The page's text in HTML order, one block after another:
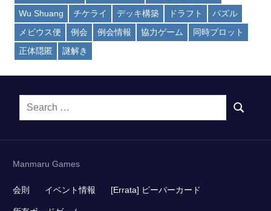
Wu Shuang
チケライ デッキ構築 ドラフト
パズル
メビウス便
例会 例会情報 協力ゲーム
同時プロット
正体隠匿
謎解き
Search
SEARCH
Manmaru Games
会則 イベント情報 [Errata] ピーパーカード